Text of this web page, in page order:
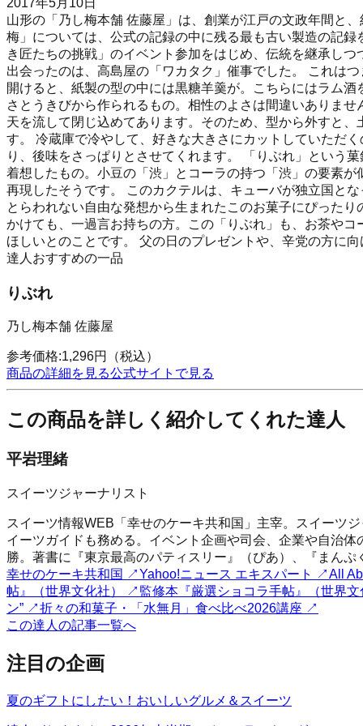
山形の「乃し梅本舗 佐藤屋」は、創業が江戸の文政年間と
梅」については、公式の記録の中に残る最も古い製造の記
き匠たちの挑戦」のイベント参加をはじめ、伝統を継承し
出会ったのは、高島屋の「ワカタク」催事でした。 これは
開けると、紙製の型の中には黒糖羊羹が。こちらにはラム
さとうきびから作られるもの。相性のよさは間違いありま
天を流して閉じ込めてあります。そのため、型から外すと
す。 冷蔵庫で冷やして、好きな大きさにカットしていただ
り、後味をさっぱりとさせてくれます。 「りぶれ」という
着想したもの。小豆の「渋」とコーラの持つ「渋」の要素
再現したそうです。 このカクテルは、キューバが独立国と
とらわれない自由な発想から生まれたこのお菓子にぴった
かけても、一過言お持ちの方。この「りぶれ」も、お茶や
ほしいとのことです。 父の日のプレゼントや、辛党の方に
達人おすすめの一品
りぶれ
乃し梅本舗 佐藤屋
参考価格:1,296円
（税込）
商品の詳細を見る公式サイトで見る
この商品を詳しく紹介してくれた達人
平岩理緒
スイーツジャーナリスト
スイーツ情報WEB「幸せのケーキ共和国」主宰。スイーツ
イーツガイドも務める。イベント企画や司会、企業や自治
勝。著書に『東京最高のパティスリー』（ぴあ）、『まん
幸せのケーキ共和国 ↗Yahoo!ニュース エキスパート ↗All
帖』（世界文化社）
↗ 監修本『厳選ショコラ手帖』（世界文
ン” ↗折々の和菓子・「水無月」食べ比べ2026講座 ↗
この達人の記事一覧へ
注目の企画
夏のギフトにしたい！おいしいグルメ＆スイーツ